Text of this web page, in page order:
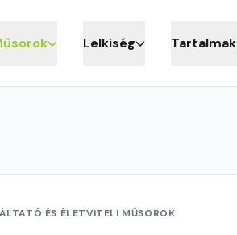
Lelkiség Tartalmak
ÉS ÉLETVITELI MŰSOROK